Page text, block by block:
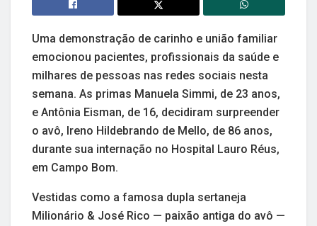
Uma demonstração de carinho e união familiar
emocionou pacientes, profissionais da saúde e
milhares de pessoas nas redes sociais nesta
semana. As primas Manuela Simmi, de 23 anos,
e Antônia Eisman, de 16, decidiram surpreender
o avô, Ireno Hildebrando de Mello, de 86 anos,
durante sua internação no Hospital Lauro Réus,
em Campo Bom.
Vestidas como a famosa dupla sertaneja
Milionário & José Rico — paixão antiga do avô —